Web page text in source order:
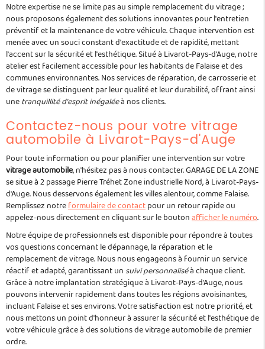
Notre expertise ne se limite pas au simple remplacement du vitrage ;
nous proposons également des solutions innovantes pour l'entretien
préventif et la maintenance de votre véhicule. Chaque intervention est
menée avec un souci constant d'exactitude et de rapidité, mettant
l'accent sur la sécurité et l'esthétique. Situé à Livarot-Pays-d'Auge, notre
atelier est facilement accessible pour les habitants de Falaise et des
communes environnantes. Nos services de réparation, de carrosserie et
de vitrage se distinguent par leur qualité et leur durabilité, offrant ainsi
unetranquillité d'esprit inégaléeà nos clients.
Contactez-nous pour votre vitrage
automobile à Livarot-Pays-d'Auge
Pour toute information ou pour planifier une intervention sur votre
vitrage automobile, n'hésitez pas à nous contacter. GARAGE DE LA ZONE
se situe à 2 passage Pierre Tréhet Zone industrielle Nord, à Livarot-Pays-
d'Auge. Nous desservons également les villes alentour, comme Falaise.
Remplissez notreformulaire de contactpour un retour rapide ou
appelez-nous directement en cliquant sur le boutonafficher le numéro.
Notre équipe de professionnels est disponible pour répondre à toutes
vos questions concernant le dépannage, la réparation et le
remplacement de vitrage. Nous nous engageons à fournir un service
réactif et adapté, garantissant un suivi personnaliséà chaque client.
Grâce à notre implantation stratégique à Livarot-Pays-d'Auge, nous
pouvons intervenir rapidement dans toutes les régions avoisinantes,
incluant Falaise et ses environs. Votre satisfaction est notre priorité, et
nous mettons un point d'honneur à assurer la sécurité et l'esthétique de
votre véhicule grâce à des solutions de vitrage automobile de premier
ordre.